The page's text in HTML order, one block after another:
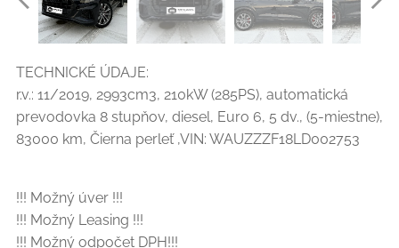
TECHNICKÉ ÚDAJE:
r.v.: 11/2019, 2993cm3, 210kW (285PS), automatická
prevodovka 8 stupňov, diesel, Euro 6, 5 dv., (5-miestne),
83000 km, Čierna perleť ,VIN: WAUZZZF18LD002753
!!! Možný úver !!!
!!! Možný Leasing !!!
!!! Možný odpočet DPH!!!